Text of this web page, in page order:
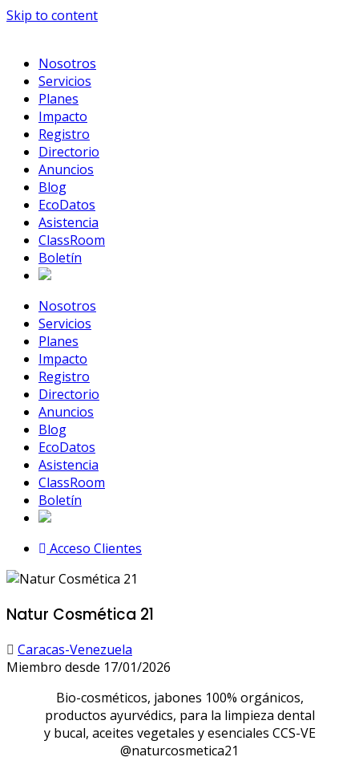
Skip to content
Nosotros
Servicios
Planes
Impacto
Registro
Directorio
Anuncios
Blog
EcoDatos
Asistencia
ClassRoom
Boletín
Nosotros
Servicios
Planes
Impacto
Registro
Directorio
Anuncios
Blog
EcoDatos
Asistencia
ClassRoom
Boletín
Acceso Clientes
Natur Cosmética 21
Caracas-Venezuela
Miembro desde 17/01/2026
Bio-cosméticos, jabones 100% orgánicos,
productos ayurvédics, para la limpieza dental
y bucal, aceites vegetales y esenciales CCS-VE
@naturcosmetica21